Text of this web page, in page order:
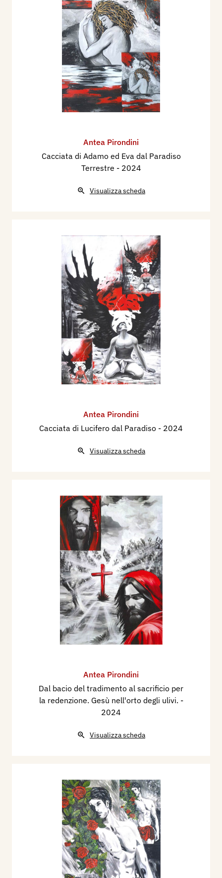
Antea Pirondini
Cacciata di Adamo ed Eva dal Paradiso
Terrestre - 2024
Visualizza scheda
Antea Pirondini
Cacciata di Lucifero dal Paradiso - 2024
Visualizza scheda
Antea Pirondini
Dal bacio del tradimento al sacrificio per
la redenzione. Gesù nell'orto degli ulivi. -
2024
Visualizza scheda